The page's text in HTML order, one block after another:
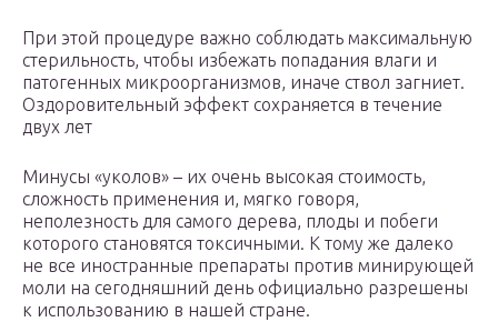
При этой процедуре важно соблюдать максимальную
стерильность, чтобы избежать попадания влаги и
патогенных микроорганизмов, иначе ствол загниет.
Оздоровительный эффект сохраняется в течение
двух лет
Минусы «уколов» – их очень высокая стоимость,
сложность применения и, мягко говоря,
неполезность для самого дерева, плоды и побеги
которого становятся токсичными. К тому же далеко
не все иностранные препараты против минирующей
моли на сегодняшний день официально разрешены
к использованию в нашей стране.